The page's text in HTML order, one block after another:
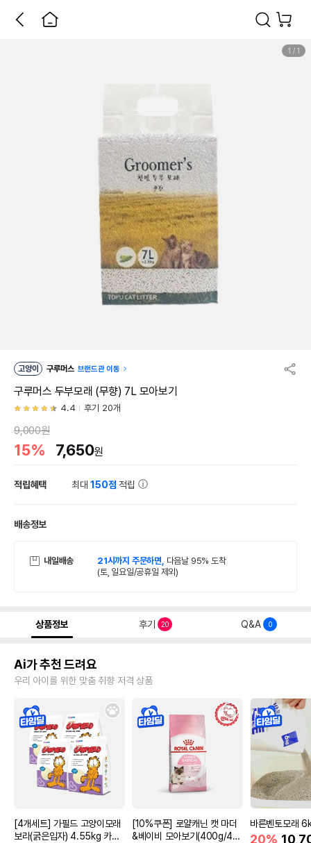
1 / 1
고양이 구루머스 브랜드관 이동
구루머스 두부모래 (무향) 7L 모아보기
4.4 후기 20개
9,000원
15% 7,650원
적립혜택 최대150점 적립
배송정보
내일배송 21시까지 주문하면, 다음날 95% 도착
(토, 일요일/공휴일 제외)
상품정보 후기 20 Q&A 0
Ai가 추천 드려요
우리 아이를 위한 맞춤 취향 저격 상품
[4개세트] 가필드 고양이모래
보라(굵은입자) 4.55kg 카사
[10%쿠폰] 로얄캐닌 캣 마더
&베이비 모아보기(400g/4/1
바른벤토모래
20%